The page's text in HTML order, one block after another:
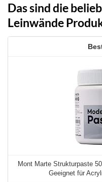
Das sind die
Leinwände
Mont Marte Strukturpaste
Geeignet für